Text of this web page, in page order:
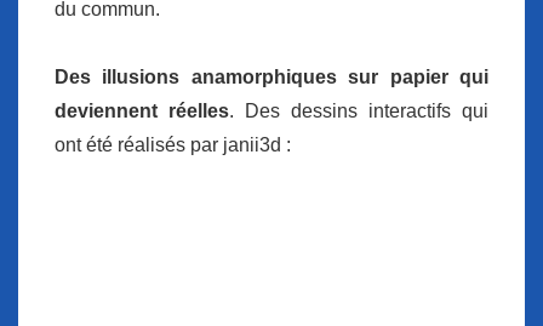
du commun.
Des illusions anamorphiques sur papier qui
deviennent réelles. Des dessins interactifs qui
ont été réalisés par janii3d :